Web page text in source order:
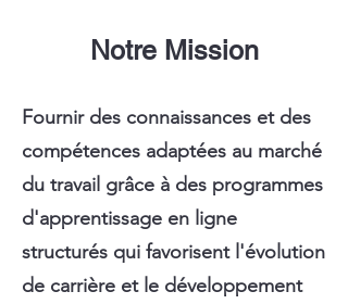
Notre Mission
Fournir des connaissances et des
compétences adaptées au marché
du travail grâce à des programmes
d'apprentissage en ligne
structurés qui favorisent l'évolution
de carrière et le développement